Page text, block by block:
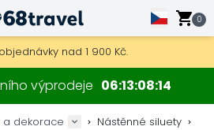
0
nad 1 900 Kč.
na dřevěné mapy a dekorace.
a dekorací.
výprodeje 06 13 08 13
a dekorace
Nástěnné siluety